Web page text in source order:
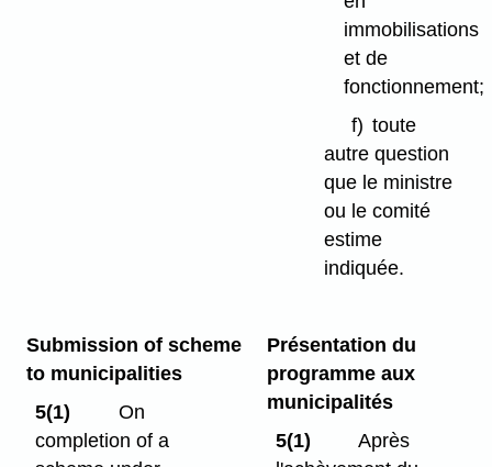
immobilisations
et de
fonctionnement;
f) toute
autre question
que le ministre
ou le comité
estime
indiquée.
Submission of scheme
to municipalities
5(1)
On
completion of a
Présentation du
programme aux
municipalités
5(1)
Après